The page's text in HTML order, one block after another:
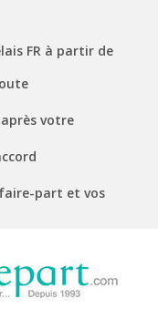
FR à partir de
votre
faire-part et vos